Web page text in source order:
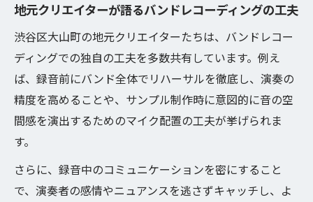
渋谷発バンドレコーディングの技術進化を
探る
デジタル化が導くバンドレコーディングの
未来像
現場で注目のバンドレコーディング技術を
解説
地元クリエイターが語るバンドレコーディングの工夫
渋谷区大山町の地元クリエイターたちは、バンドレコー
ディングでの独自の工夫を多数共有しています。例え
ば、録音前にバンド全体でリハーサルを徹底し、演奏の
精度を高めることや、サンプル制作時に意図的に音の空
間感を演出するためのマイク配置の工夫が挙げられま
す。
さらに、録音中のコミュニケーションを密にすること
で、演奏者の感情やニュアンスを逃さずキャッチし、よ